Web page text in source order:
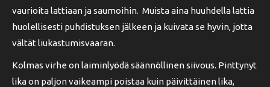
vaurioita lattiaan ja saumoihin. Muista aina huuhdella lattia
huolellisesti puhdistuksen jälkeen ja kuivata se hyvin, jotta
vältät liukastumisvaaran.
Kolmas virhe on laiminlyödä säännöllinen siivous. Pinttynyt
lika on paljon vaikeampi poistaa kuin päivittäinen lika,